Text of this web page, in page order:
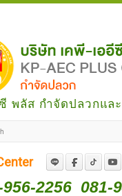
ซี พลัส กำจัดปลวกแล
956-2256 081-